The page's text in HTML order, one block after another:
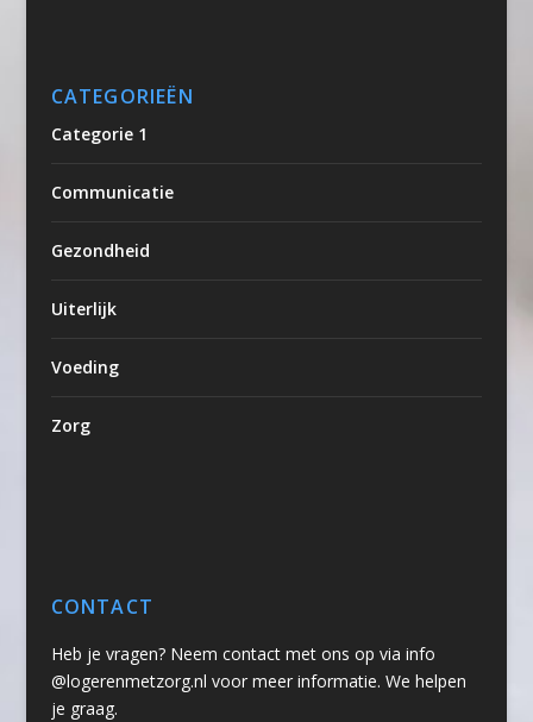
CATEGORIEËN
Categorie 1
Communicatie
Gezondheid
Uiterlijk
Voeding
Zorg
CONTACT
Heb je vragen? Neem contact met ons op via info
@logerenmetzorg.nl voor meer informatie. We helpen
je graag.